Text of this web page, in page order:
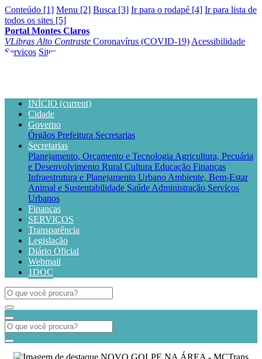
Conteúdo [1] Menu [2] Busca [3] Ir para o rodapé [4] Ir para lista de
todos os sites [5]
Portal Montes Claros
VLibras Alto Contraste Coronavírus (COVID-19) Acessibilidade
Serviços Sites
INÍCIO (current)
Cidade
Governo
Órgãos Prefeitura Secretarias
Secretarias
Planejamento, Orçamento e Tecnologia Agricultura, Pecuária
e Desenvolvimento Rural Cultura Educação Finanças
Infraestrutura e Planejamento Urbano Ambiente, Bem-Estar
Animal e Sustentabilidade Saúde Administração Serviços
Urbanos
Finanças
SERVIÇOS
Transparência
Legislação
Diário Oficial
Webmail
1DOC